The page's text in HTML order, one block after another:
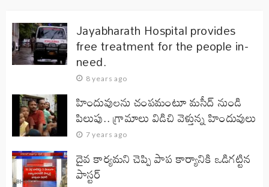
Jayabharath Hospital provides
free treatment for the people in-
need.
8 years ago
హిందువులను చంపమంటూ మసీద్ నుండి
పిలుపు.. గ్రామాలు విడిచి వెళ్తున్న హిందువులు
7 years ago
దైవ కార్యమని చెప్పి పాప కార్యానికి ఒడిగట్టిన
పాస్టర్